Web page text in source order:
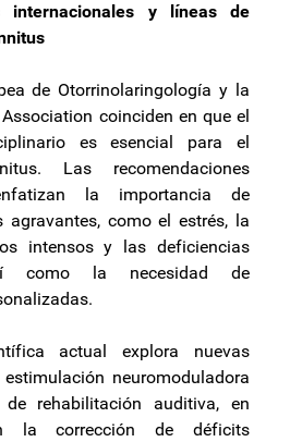
internacionales y líneas de
de Otorrinolaringología y la
coinciden en que el
es esencial para el
Las recomendaciones
la importancia de
agravantes, como el estrés, la
intensos y las deficiencias
como la necesidad de
actual explora nuevas
neuromoduladora
de rehabilitación auditiva, en
la corrección de déficits